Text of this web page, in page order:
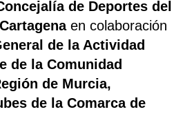
de Deportes del
en colaboración
de la Actividad
de la Comunidad
de Murcia,
de la Comarca de